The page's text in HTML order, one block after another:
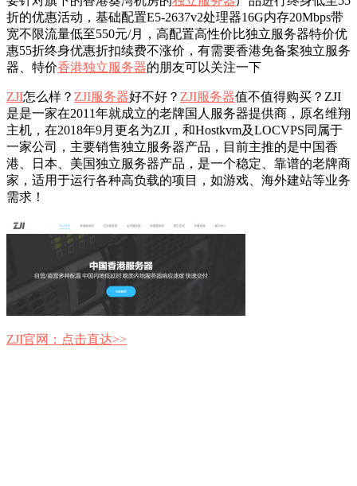
折的优惠活动，基础配置E5-2637v2处理器16G内存20Mbps带
宽不限流量低至550元/月，高配置高性价比独立服务器特价优
惠55折终身优惠折扣续费不涨价，有需要香港免备案独立服务
器、特价香港独立服务器的朋友可以关注一下
ZJI怎么样？ ZJI服务器好不好？ ZJI服务器值不值得购买？ZJI
是是一家在2011年就成立的老牌国人服务器提供商，原名维翔
主机，在2018年9月更名为ZJI，和Hostkvm及LOCVPS同属于
一家公司，主要销售独立服务器产品，目前主推的是中国香
港、日本、美国独立服务器产品，是一个稳定、靠谱的老牌商
家，适用于运行各种高负载的项目，如游戏、海外建站等业务
需求！
ZJI官网：点击直达>>